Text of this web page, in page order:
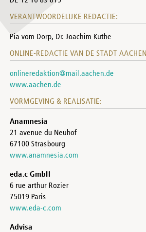
VERANTWOORDELIJKE REDACTIE:
Pia vom Dorp, Dr. Joachim Kuthe
ONLINE-REDACTIE VAN DE STADT AACHEN
onlineredaktion@mail.aachen.de
www.aachen.de
VORMGEVING & REALISATIE:
Anamnesia
21 avenue du Neuhof
67100 Strasbourg
www.anamnesia.com
eda.c GmbH
6 rue arthur Rozier
75019 Paris
www.eda-c.com
Advisa